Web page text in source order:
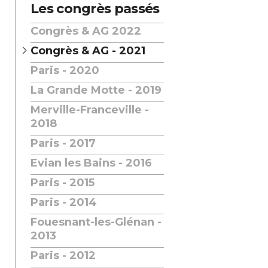
Les congrès passés
Congrès & AG 2022
Congrès & AG - 2021
Paris - 2020
La Grande Motte - 2019
Merville-Franceville -
2018
Paris - 2017
Evian les Bains - 2016
Paris - 2015
Paris - 2014
Fouesnant-les-Glénan -
2013
Paris - 2012